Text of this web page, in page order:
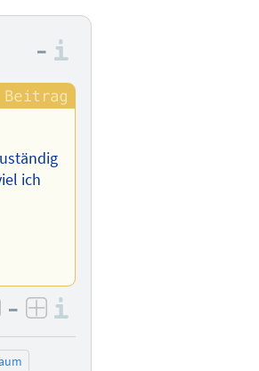
–
ich
bewerten
– positiv bewerten